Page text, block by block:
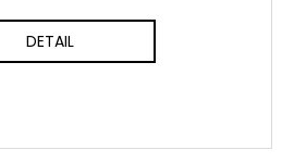
DETAIL